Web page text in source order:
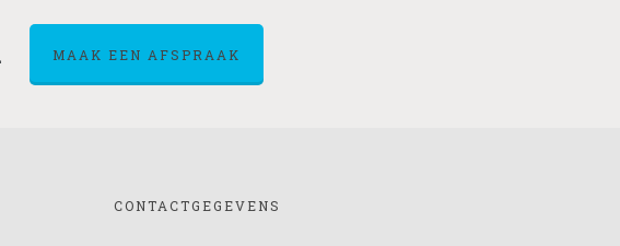
MAAK EEN AFSPRAAK
CONTACTGEGEVENS